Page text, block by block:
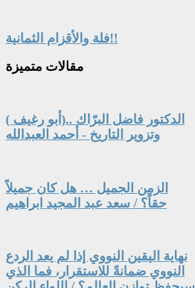
فلة والأقزام الثمانية!!
مقالات متميزة
الدكتور فاضل البرّاك ..(أبو رغيف )
وتزوير التاريخ - أحمد العبدالله
الزمن الجميل … هل كان جميلاً
حقاً؟ / سعد عبد المجيد ابراهيم
نهاية اليقين النووي إذا لم يعد الردع
النووي ضمانةً للاستقرار، فما الذي